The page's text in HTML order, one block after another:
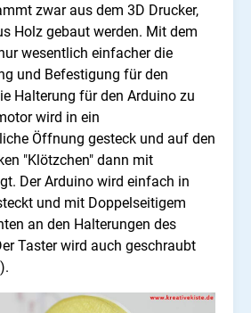
zwar aus dem 3D Drucker,
Holz gebaut werden. Mit dem
wesentlich einfacher die
und Befestigung für den
Halterung für den Arduino zu
wird in ein
Öffnung gesteck und auf den
"Klötzchen" dann mit
Der Arduino wird einfach in
und mit Doppelseitigem
an den Halterungen des
Taster wird auch geschraubt